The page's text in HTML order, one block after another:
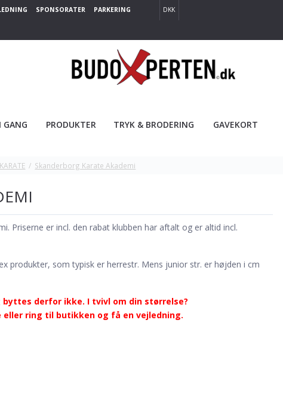
SPONSORATER PARKERING DKK
GANG PRODUKTER TRYK & BRODERING GAVEKORT
KARATE / Skanderborg Karate Akademi
Priserne er incl. den rabat klubben har aftalt og er altid incl.
produkter, som typisk er herrestr. Mens junior str. er højden i cm
derfor ikke. I tvivl om din størrelse?
ring til butikken og få en vejledning.